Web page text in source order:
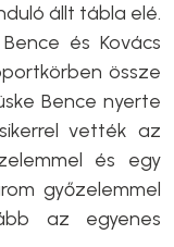
állt tábla elé.
és Kovács
össze
Bence nyerte
vették az
és egy
győzelemmel
az egyenes